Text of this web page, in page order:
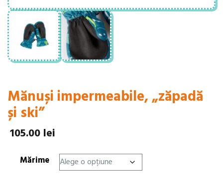
Mănuși impermeabile, „zăpadă
și ski”
105.00 lei
Mărime